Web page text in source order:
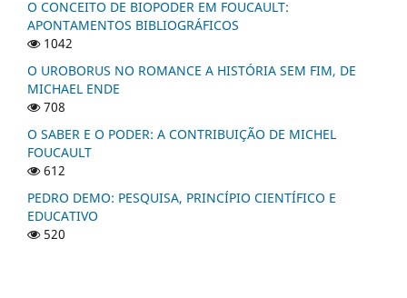
O CONCEITO DE BIOPODER EM FOUCAULT:
APONTAMENTOS BIBLIOGRÁFICOS
1042
O UROBORUS NO ROMANCE A HISTÓRIA SEM FIM, DE
MICHAEL ENDE
708
O SABER E O PODER: A CONTRIBUIÇÃO DE MICHEL
FOUCAULT
612
PEDRO DEMO: PESQUISA, PRINCÍPIO CIENTÍFICO E
EDUCATIVO
520